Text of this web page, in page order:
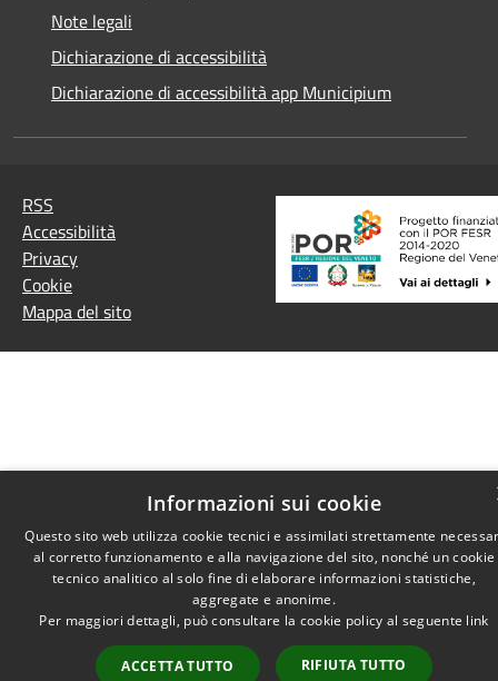
Note legali
Dichiarazione di accessibilità
Dichiarazione di accessibilità app Municipium
RSS
Accessibilità
Privacy
Cookie
Mappa del sito
Informazioni sui cookie
Questo sito web utilizza cookie tecnici e assimilati strettamente
al corretto funzionamento e alla navigazione del sito, nonché un cookie
tecnico analitico al solo fine di elaborare informazioni statistiche,
aggregate e anonime.
Per maggiori dettagli, può consultare la cookie policy al seguente link
ACCETTA TUTTO RIFIUTA TUTTO